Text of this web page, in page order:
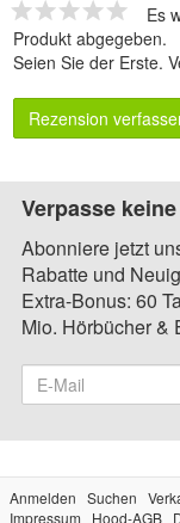
Es
Produkt abgegeben.
Seien Sie der Erste.
Rezension
Verpasse
Abonniere jetzt
Rabatte und
Extra-Bonus: 60
Mio. Hörbücher &
Anmelden Suchen
Impressum
Hood-AGB